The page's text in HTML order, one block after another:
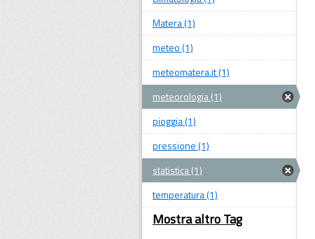
Matera (1)
meteo (1)
meteomatera.it (1)
meteorologia (1)
pioggia (1)
pressione (1)
statistica (1)
temperatura (1)
Mostra altro Tag